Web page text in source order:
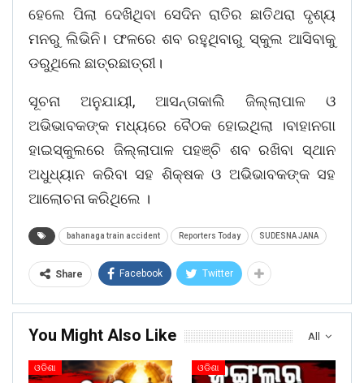
ହେଲେ ପିଲା ଦେଖିଥିବା ସେଦିନ ରାତିର ଛାତିଥରା ଦୃଶ୍ୟ
ମନରୁ ଲିଭିନି। ଫଳରେ ଶବ ରହୁଥିବାରୁ ସ୍କୁଲ ଆସିବାକୁ
ଡରୁଥିଲେ ଛାତ୍ରଛାତ୍ରୀ।
ସୂଚନା ଅନୁଯାୟୀ, ଆସନ୍ତାକାଲି ଜିଲ୍ଲାପାଳ ଓ
ଅଭିଭାବକଙ୍କ ମଧ୍ୟରେ ବୈଠକ ହୋଇଥିଲା ।ବାହାନଗା
ହାଇସ୍କୁଲରେ ଜିଲ୍ଲାପାଳ ପହଞ୍ଚି ଶବ ରଖିବା ସ୍ଥାନ
ଅଧୁଧ୍ୟାନ କରିବା ସହ ଶିକ୍ଷକ ଓ ଅଭିଭାବକଙ୍କ ସହ
ଆଲୋଚନା କରିଥିଲେ ।
bahanaga train accident Reporters Today SUDESNA JANA
Share Facebook Twitter
All
You Might Also Like
ଓଡିଶା ଓଡିଶା